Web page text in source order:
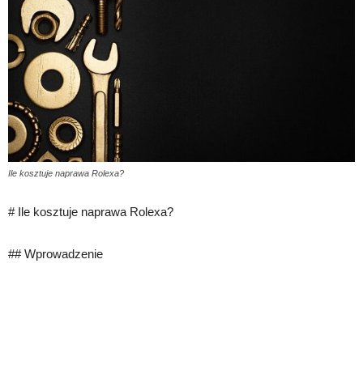
Ile kosztuje naprawa Rolexa?
# Ile kosztuje naprawa Rolexa?
## Wprowadzenie